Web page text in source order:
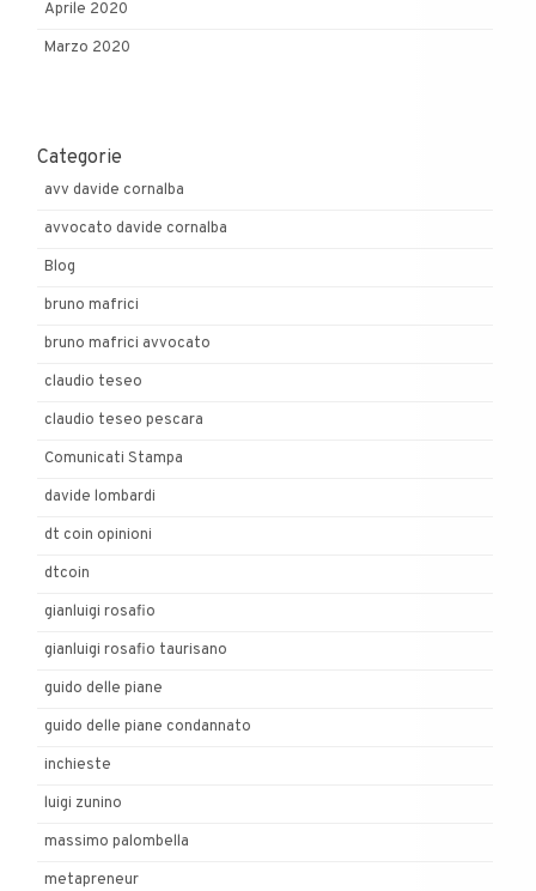
Aprile 2020
Marzo 2020
Categorie
avv davide cornalba
avvocato davide cornalba
Blog
bruno mafrici
bruno mafrici avvocato
claudio teseo
claudio teseo pescara
Comunicati Stampa
davide lombardi
dt coin opinioni
dtcoin
gianluigi rosafio
gianluigi rosafio taurisano
guido delle piane
guido delle piane condannato
inchieste
luigi zunino
massimo palombella
metapreneur